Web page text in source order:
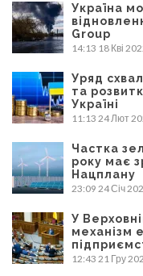
Україна
Group
14:13 18 Кві
Уряд
та
Україні
11:13 24 Лют
Частка
року має
Нацплану
23:09 24 Січ
У
механізм
12:43 21 Гру